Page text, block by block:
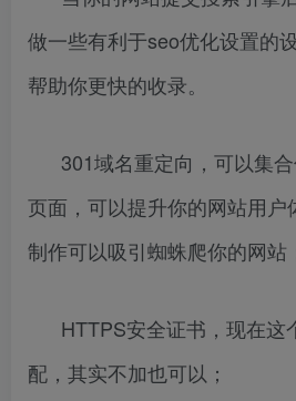
做一些有利于seo优化设置的
帮助你更快的收录。
301域名重定向，可以集
页面，可以提升你的网站用
制作可以吸引蜘蛛爬你的网站
HTTPS安全证书，现在这
配，其实不加也可以；